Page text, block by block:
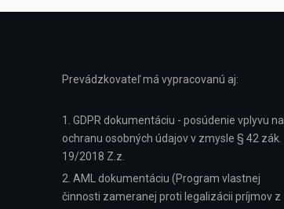
Prevádzkovateľ má vypracovanú aj:
1. GDPR dokumentáciu - posúdenie vplyvu na
ochranu osobných údajov v zmysle § 42 zák.
19/2018 Z.z.
2. AML dokumentáciu (Program vlastnej
činnosti zameranej proti legalizácii príjmov z